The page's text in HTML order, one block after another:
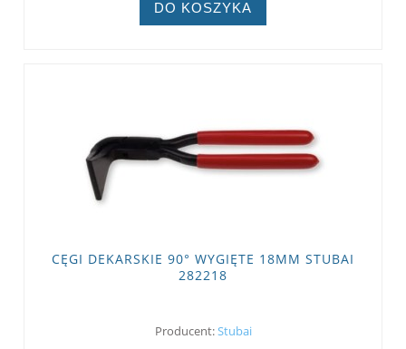
DO KOSZYKA
CĘGI DEKARSKIE 90° WYGIĘTE 18MM STUBAI
282218
Producent:Stubai